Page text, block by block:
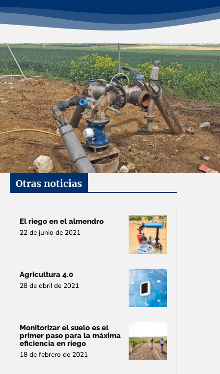
Otras noticias
El riego en el almendro
22 de junio de 2021
Agricultura 4.0
28 de abril de 2021
Monitorizar el suelo es el
primer paso para la máxima
eficiencia en riego
18 de febrero de 2021